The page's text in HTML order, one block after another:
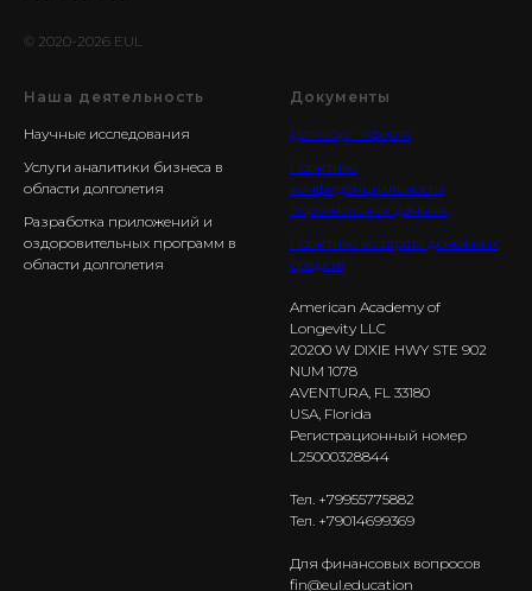
© 2020-2026 EUL
Наша деятельность
Научные исследования
Услуги аналитики бизнеса в
области долголетия
Разработка приложений и
оздоровительных программ в
области долголетия
Документы
Договор - оферта
Политика
конфиденциальности
персональных данных
Политика возврата денежных
средств
American Academy of
Longevity LLC
20200 W DIXIE HWY STE 902
NUM 1078
AVENTURA, FL 33180
USA, Florida
Регистрационный номер
L25000328844
Тел. +79955775882
Тел. +79014699369
Для финансовых вопросов
fin@eul.education